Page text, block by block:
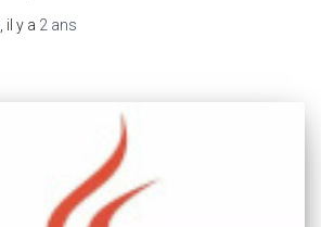
, il y a 2 ans